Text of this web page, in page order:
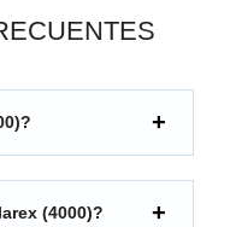
(4000)?